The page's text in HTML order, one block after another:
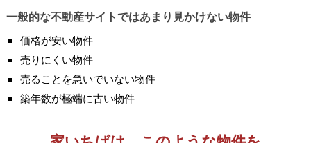
一般的な不動産サイトではあまり見かけない物件
価格が安い物件
売りにくい物件
売ることを急いでいない物件
築年数が極端に古い物件